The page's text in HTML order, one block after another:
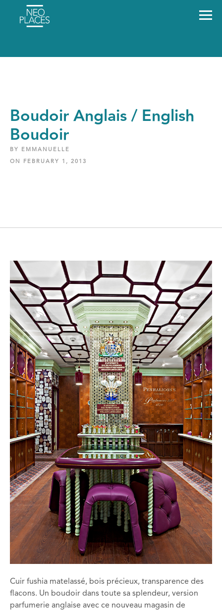
Boudoir Anglais / English
Boudoir
BY EMMANUELLE
ON FEBRUARY 1, 2013
Cuir fushia matelassé, bois précieux, transparence des
flacons. Un boudoir dans toute sa splendeur, version
parfumerie anglaise avec ce nouveau magasin de